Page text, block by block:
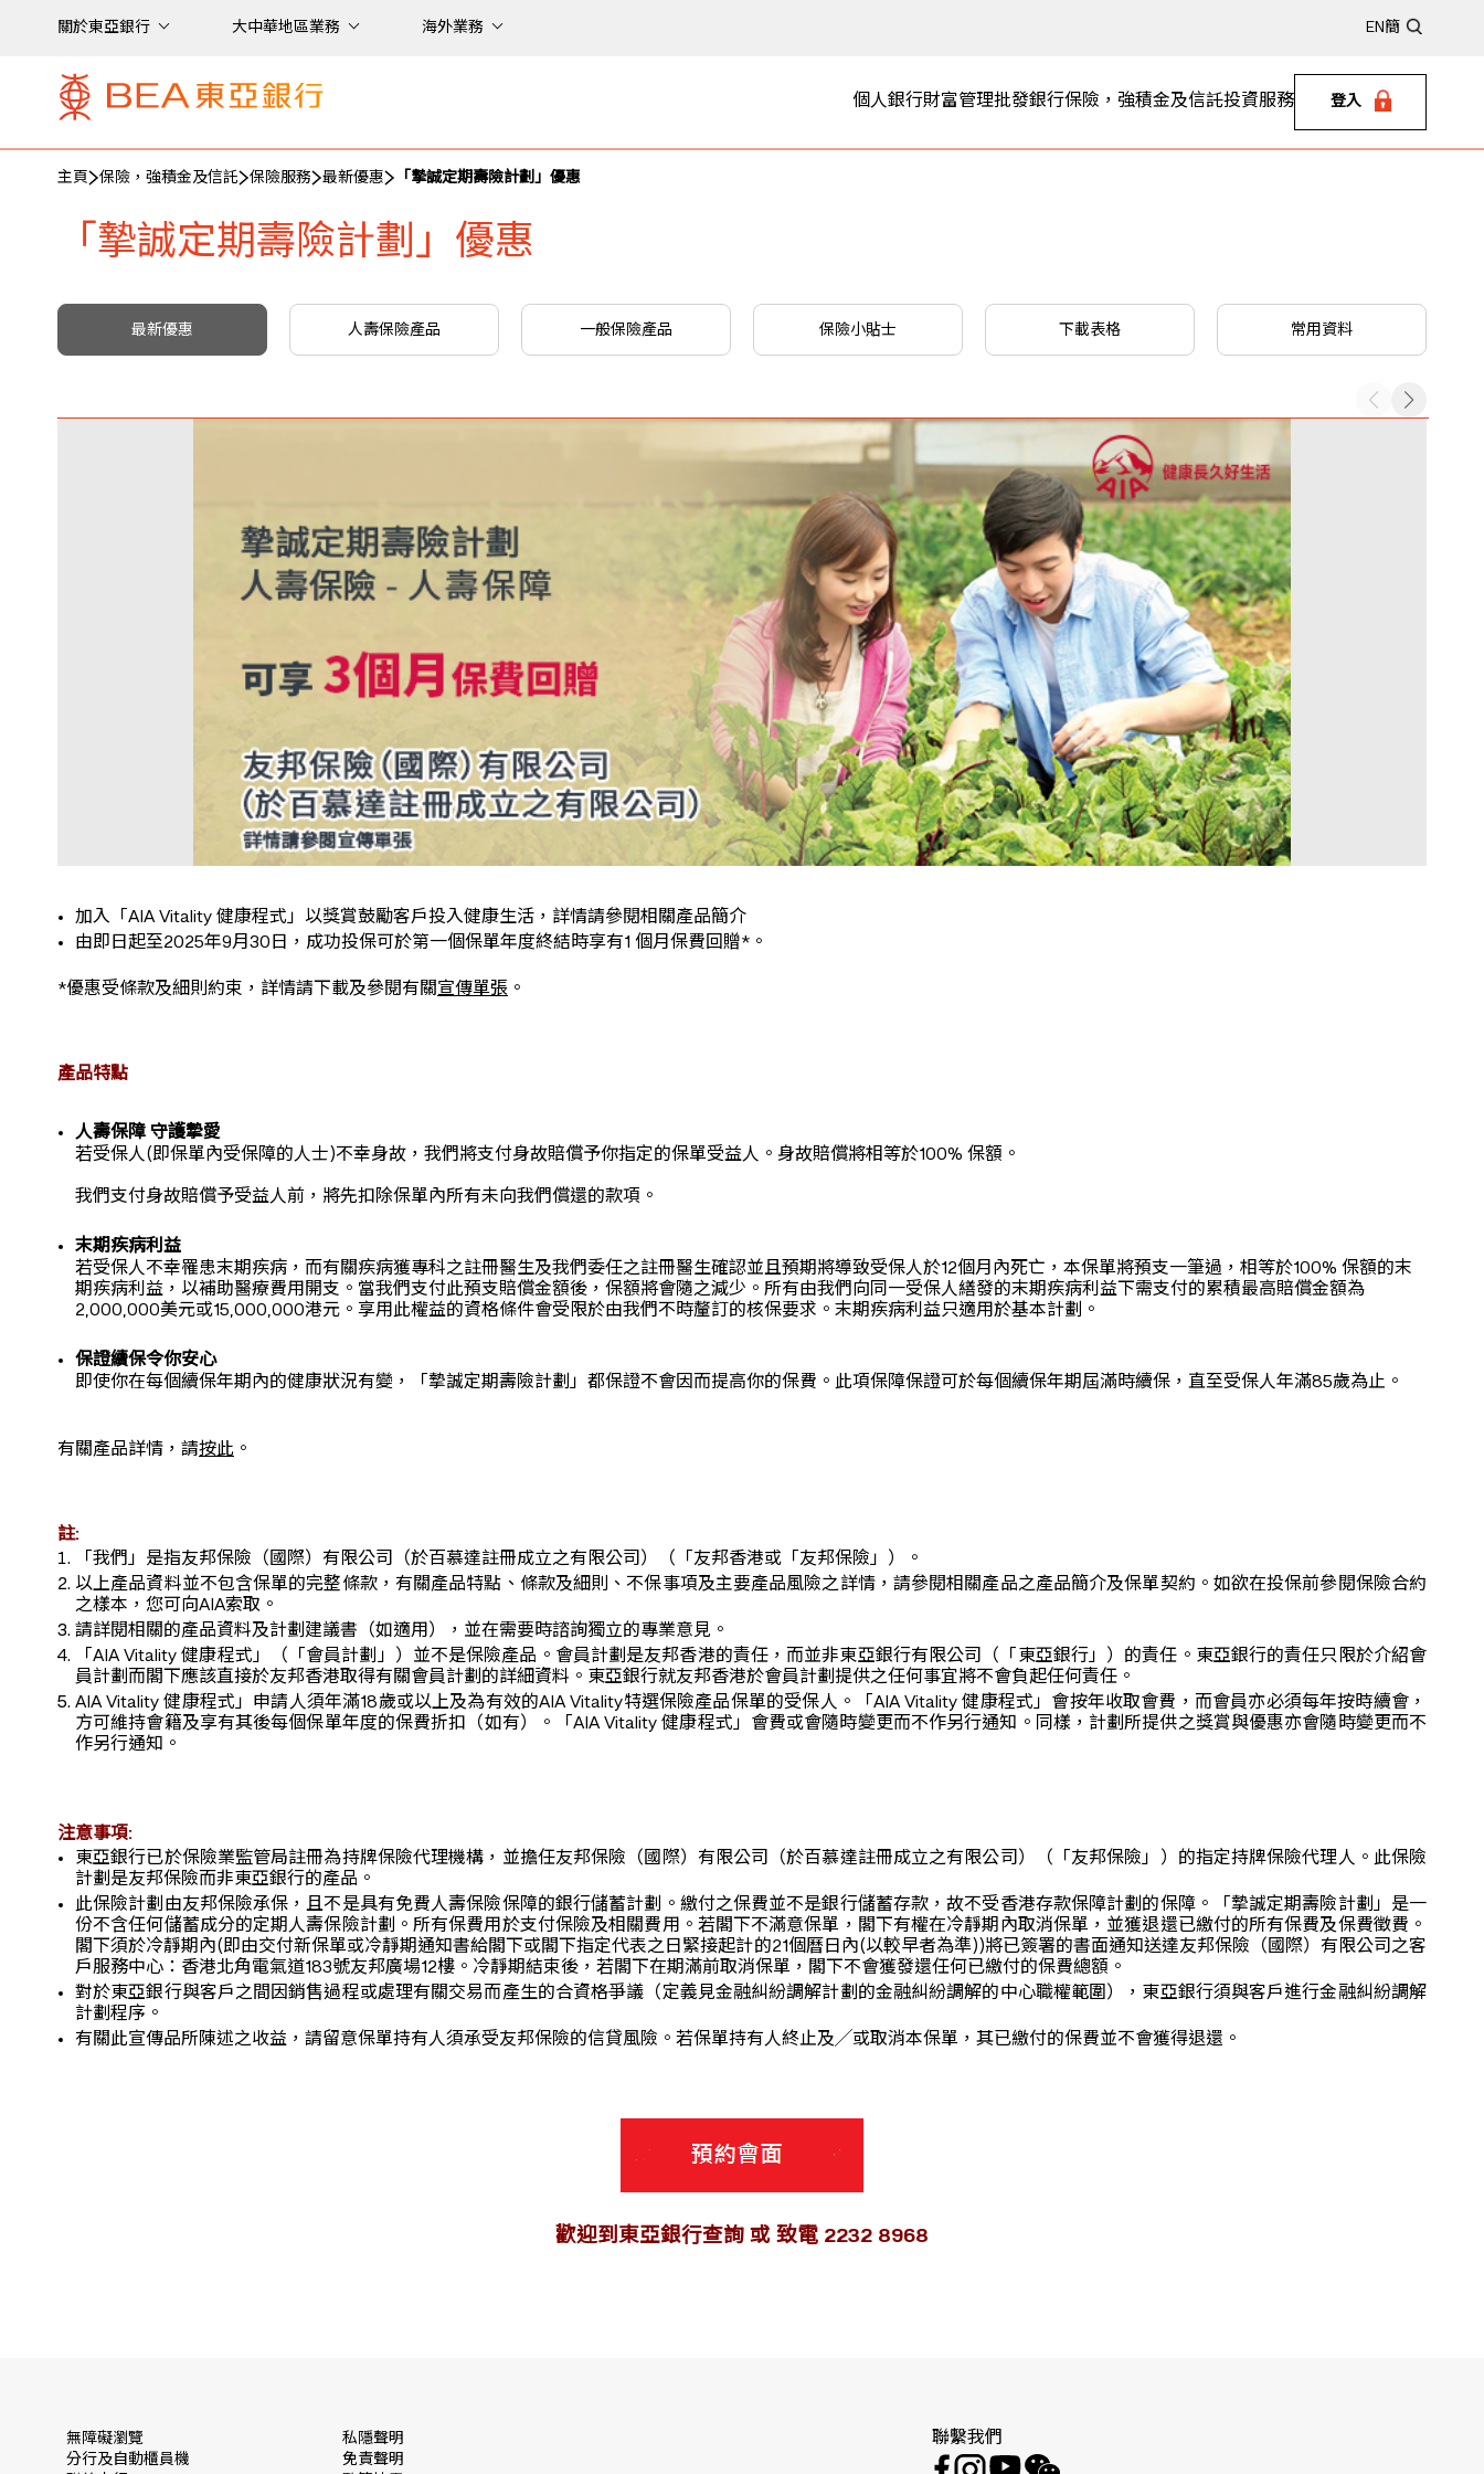
關於東亞銀行 大中華地區業務 海外業務 EN 簡
個人銀行財富管理批發銀行保險，強積金及信託投資服務 登入
主頁 保險，強積金及信託 保險服務 最新優惠 「摯誠定期壽險計劃」優惠
「摯誠定期壽險計劃」優惠
最新優惠 人壽保險產品 一般保險產品 保險小貼士 下載表格 常用資料
加入「AIA Vitality 健康程式」以獎賞鼓勵客戶投入健康生活，詳情請參閱相關產品簡介
由即日起至2025年9月30日，成功投保可於第一個保單年度終結時享有1 個月保費回贈*。
*優惠受條款及細則約束，詳情請下載及參閱有關宣傳單張 。
產品特點
人壽保障 守護摯愛
若受保人(即保單內受保障的人士)不幸身故，我們將支付身故賠償予你指定的保單受益人。身故賠償將相等於100% 保額。
我們支付身故賠償予受益人前，將先扣除保單內所有未向我們償還的款項。
末期疾病利益
若受保人不幸罹患末期疾病，而有關疾病獲專科之註冊醫生及我們委任之註冊醫生確認並且預期將導致受保人於12個月內死亡，本保單將預支一筆過，相等於100% 保額的末
期疾病利益，以補助醫療費用開支。當我們支付此預支賠償金額後，保額將會隨之減少。所有由我們向同一受保人繕發的末期疾病利益下需支付的累積最高賠償金額為
2,000,000美元或15,000,000港元。享用此權益的資格條件會受限於由我們不時釐訂的核保要求。 末期疾病利益只適用於基本計劃。
保證續保令你安心
即使你在每個續保年期內的健康狀況有變，「摯誠定期壽險計劃」都保證不會因而提高你的保費。此項保障保證可於每個續保年期屆滿時續保，直至受保人年滿85歲為止。
有關產品詳情，請按此 。
註:
「我們」是指友邦保險（國際）有限公司（於百慕達註冊成立之有限公司）（「友邦香港或「友邦保險」）。
以上產品資料並不包含保單的完整條款，有關產品特點、條款及細則、不保事項及主要產品風險之詳情，請參閱相關產品之產品簡介及保單契約。如欲在投保前參閱保險合約
之樣本，您可向AIA索取。
請詳閱相關的產品資料及計劃建議書（如適用），並在需要時諮詢獨立的專業意見。
「AIA Vitality 健康程式」（「會員計劃」）並不是保險產品。會員計劃是友邦香港的責任，而並非東亞銀行有限公司（「東亞銀行」）的責任。東亞銀行的責任只限於介紹會
員計劃而閣下應該直接於友邦香港取得有關會員計劃的詳細資料。東亞銀行就友邦香港於會員計劃提供之任何事宜將不會負起任何責任。
AIA Vitality 健康程式」申請人須年滿18歲或以上及為有效的AIA Vitality特選保險產品保單的受保人。「AIA Vitality 健康程式」會按年收取會費，而會員亦必須每年按時續會，
方可維持會籍及享有其後每個保單年度的保費折扣（如有）。「AIA Vitality 健康程式」會費或會隨時變更而不作另行通知。同樣，計劃所提供之獎賞與優惠亦會隨時變更而不
作另行通知。
注意事項:
東亞銀行已於保險業監管局註冊為持牌保險代理機構，並擔任友邦保險（國際）有限公司（於百慕達註冊成立之有限公司）（「友邦保險」）的指定持牌保險代理人。此保險
計劃是友邦保險而非東亞銀行的產品。
此保險計劃由友邦保險承保，且不是具有免費人壽保險保障的銀行儲蓄計劃。繳付之保費並不是銀行儲蓄存款，故不受香港存款保障計劃的保障。「摯誠定期壽險計劃」是一
份不含任何儲蓄成分的定期人壽保險計劃。所有保費用於支付保險及相關費用。若閣下不滿意保單，閣下有權在冷靜期內取消保單，並獲退還已繳付的所有保費及保費徵費。
閣下須於冷靜期內(即由交付新保單或冷靜期通知書給閣下或閣下指定代表之日緊接起計的21個曆日內(以較早者為準))將已簽署的書面通知送達友邦保險（國際）有限公司之客
戶服務中心：香港北角電氣道183號友邦廣場12樓。冷靜期結束後，若閣下在期滿前取消保單，閣下不會獲發還任何已繳付的保費總額。
對於東亞銀行與客戶之間因銷售過程或處理有關交易而產生的合資格爭議（定義見金融糾紛調解計劃的金融糾紛調解的中心職權範圍），東亞銀行須與客戶進行金融糾紛調解
計劃程序。
有關此宣傳品所陳述之收益，請留意保單持有人須承受友邦保險的信貸風險。若保單持有人終止及╱或取消本保單，其已繳付的保費並不會獲得退還。
歡迎到東亞銀行查詢 或 致電 2232 8968
無障礙瀏覽
分行及自動櫃員機
私隱聲明
免責聲明
聯繫我們